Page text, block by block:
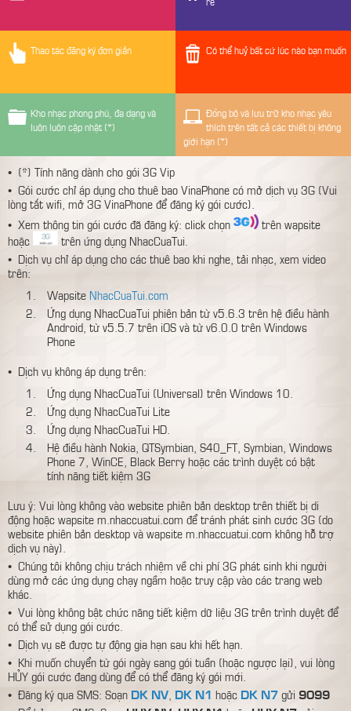
Thao tác đăng ký đơn giản Có thể huỷ bất cứ lúc nào bạn muốn
Kho nhạc phong phú, đa dạng và
luôn luôn cập nhật (*)
Đồng bộ và lưu trữ kho nhạc yêu
thích trên tất cả các thiết bị không
giới hạn (*)
• (*) Tính năng dành cho gói 3G Vip
• Gói cước chỉ áp dụng cho thuê bao VinaPhone có mở dịch vụ 3G (Vui
lòng tắt wifi, mở 3G VinaPhone để đăng ký gói cước).
• Xem thông tin gói cước đã đăng ký: click chọn
trên wapsite
hoặc
trên ứng dụng NhacCuaTui.
• Dịch vụ chỉ áp dụng cho các thuê bao khi nghe, tải nhạc, xem video
trên:
Wapsite NhacCuaTui.com
Ứng dụng NhacCuaTui phiên bản từ v5.6.3 trên hệ điều hành
Android, từ v5.5.7 trên iOS và từ v6.0.0 trên Windows
Phone
• Dịch vụ không áp dụng trên:
Ứng dụng NhacCuaTui (Universal) trên Windows 10.
Ứng dụng NhacCuaTui Lite
Ứng dụng NhacCuaTui HD.
Hệ điều hành Nokia, QTSymbian, S40_FT, Symbian, Windows
Phone 7, WinCE, Black Berry hoặc các trình duyệt có bật
tính năng tiết kiệm 3G
Lưu ý: Vui lòng không vào website phiên bản desktop trên thiết bị di
động hoặc wapsite m.nhaccuatui.com để tránh phát sinh cước 3G (do
website phiên bản desktop và wapsite m.nhaccuatui.com không hỗ trợ
dịch vụ này).
• Chúng tôi không chịu trách nhiệm về chi phí 3G phát sinh khi người
dùng mở các ứng dụng chạy ngầm hoặc truy cập vào các trang web
khác.
• Vui lòng không bật chức năng tiết kiệm dữ liệu 3G trên trình duyệt để
có thể sử dụng gói cước.
• Dịch vụ sẽ được tự động gia hạn sau khi hết hạn.
• Khi muốn chuyển từ gói ngày sang gói tuần (hoặc ngược lại), vui lòng
HỦY gói cước đang dùng để có thể đăng ký gói mới.
• Đăng ký qua SMS: Soạn DK NV DK N1 hoặc DK N7 gửi 9099